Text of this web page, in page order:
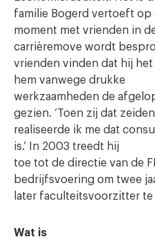
familie Bogerd vertoeft op
moment met vrienden in
carrièremove wordt
vrienden vinden dat hij
hem vanwege drukke
werkzaamheden de
gezien. ‘Toen zij dat zeiden
realiseerde ik me dat
is.’ In 2003 treedt hij
toe tot de directie van de
bedrijfsvoering om twee
later faculteitsvoorzitter te
Wat is